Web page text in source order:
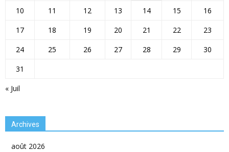
« Juil
10
11 12 13 14 15
16
17
18 19 20 21 22
23
24
25 26 27 28 29
30
31
Archives
août 2026